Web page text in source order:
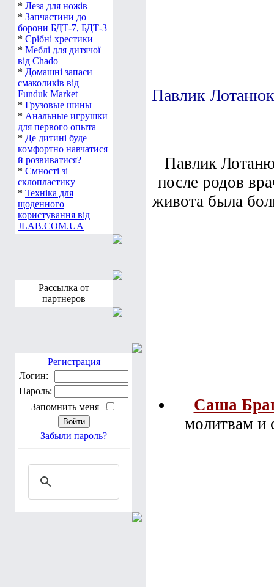
* Леза для ножів
* Запчастини до
борони БДТ-7, БДТ-3
* Срібні хрестики
* Меблі для дитячої
від Chado
* Домашні запаси
смаколиків від
Funduk Market
* Грузовые шины
* Анальные игрушки
для первого опыта
* Де дитині буде
комфортно навчатися
й розвиватися?
* Ємності зі
склопластику
* Техніка для
щоденного
користування від
JLAB.COM.UA
Рассылка от
партнеров
Регистрация
Логин:
Пароль:
Запомнить меня
Забыли пароль?
Павлик
Павлик
после родов
живота была
Саша
молитвам и